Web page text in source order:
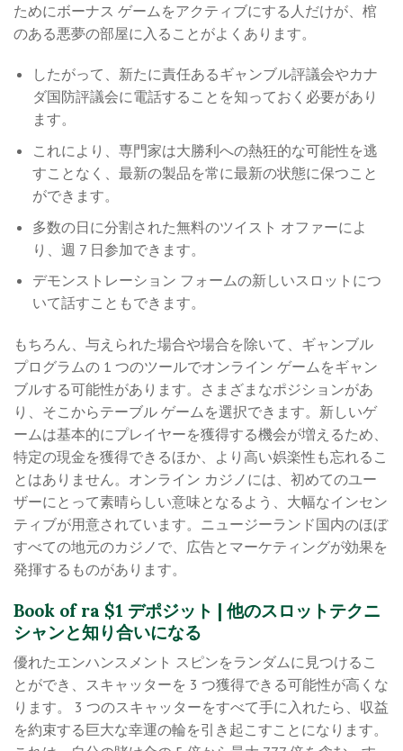
ためにボーナス ゲームをアクティブにする人だけが、棺
のある悪夢の部屋に入ることがよくあります。
したがって、新たに責任あるギャンブル評議会やカナ
ダ国防評議会に電話することを知っておく必要があり
ます。
これにより、専門家は大勝利への熱狂的な可能性を逃
すことなく、最新の製品を常に最新の状態に保つこと
ができます。
多数の日に分割された無料のツイスト オファーによ
り、週 7 日参加できます。
デモンストレーション フォームの新しいスロットにつ
いて話すこともできます。
もちろん、与えられた場合や場合を除いて、ギャンブル
プログラムの 1 つのツールでオンライン ゲームをギャン
ブルする可能性があります。さまざまなポジションがあ
り、そこからテーブル ゲームを選択できます。新しいゲ
ームは基本的にプレイヤーを獲得する機会が増えるため、
特定の現金を獲得できるほか、より高い娯楽性も忘れるこ
とはありません。オンライン カジノには、初めてのユー
ザーにとって素晴らしい意味となるよう、大幅なインセン
ティブが用意されています。ニュージーランド国内のほぼ
すべての地元のカジノで、広告とマーケティングが効果を
発揮するものがあります。
Book of ra $1 デポジット | 他のスロットテクニ
シャンと知り合いになる
優れたエンハンスメント スピンをランダムに見つけるこ
とができ、スキャッターを 3 つ獲得できる可能性が高くな
ります。 3 つのスキャッターをすべて手に入れたら、収益
を約束する巨大な幸運の輪を引き起こすことになります。